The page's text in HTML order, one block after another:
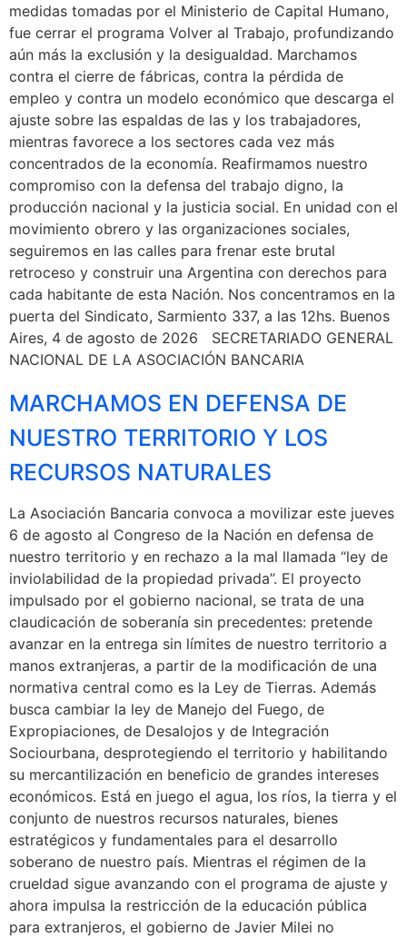
medidas tomadas por el Ministerio de Capital Humano,
fue cerrar el programa Volver al Trabajo, profundizando
aún más la exclusión y la desigualdad. Marchamos
contra el cierre de fábricas, contra la pérdida de
empleo y contra un modelo económico que descarga el
ajuste sobre las espaldas de las y los trabajadores,
mientras favorece a los sectores cada vez más
concentrados de la economía. Reafirmamos nuestro
compromiso con la defensa del trabajo digno, la
producción nacional y la justicia social. En unidad con el
movimiento obrero y las organizaciones sociales,
seguiremos en las calles para frenar este brutal
retroceso y construir una Argentina con derechos para
cada habitante de esta Nación. Nos concentramos en la
puerta del Sindicato, Sarmiento 337, a las 12hs. Buenos
Aires, 4 de agosto de 2026 SECRETARIADO GENERAL
NACIONAL DE LA ASOCIACIÓN BANCARIA
MARCHAMOS EN DEFENSA DE
NUESTRO TERRITORIO Y LOS
RECURSOS NATURALES
La Asociación Bancaria convoca a movilizar este jueves
6 de agosto al Congreso de la Nación en defensa de
nuestro territorio y en rechazo a la mal llamada “ley de
inviolabilidad de la propiedad privada”. El proyecto
impulsado por el gobierno nacional, se trata de una
claudicación de soberanía sin precedentes: pretende
avanzar en la entrega sin límites de nuestro territorio a
manos extranjeras, a partir de la modificación de una
normativa central como es la Ley de Tierras. Además
busca cambiar la ley de Manejo del Fuego, de
Expropiaciones, de Desalojos y de Integración
Sociourbana, desprotegiendo el territorio y habilitando
su mercantilización en beneficio de grandes intereses
económicos. Está en juego el agua, los ríos, la tierra y el
conjunto de nuestros recursos naturales, bienes
estratégicos y fundamentales para el desarrollo
soberano de nuestro país. Mientras el régimen de la
crueldad sigue avanzando con el programa de ajuste y
ahora impulsa la restricción de la educación pública
para extranjeros, el gobierno de Javier Milei no